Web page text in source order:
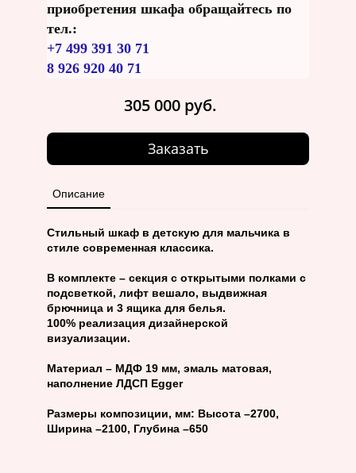
305 000 руб.
Заказать
приобретения шкафа обращайтесь по
тел.:
+7 499 391 30 71
8 926 920 40 71
Описание
Стильный шкаф в детскую для мальчика в
стиле современная классика.
В комплекте – секция с открытыми полками с
подсветкой, лифт вешало, выдвижная
брючница и 3 ящика для белья.
100% реализация дизайнерской
визуализации.
Материал – МДФ 19 мм, эмаль матовая,
наполнение ЛДСП Egger
Размеры композиции, мм: Высота –2700,
Ширина –2100, Глубина –650